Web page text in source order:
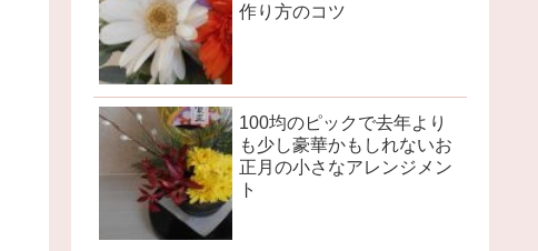
作り方のコツ
100均のピックで去年より
も少し豪華かもしれないお
正月の小さなアレンジメン
ト